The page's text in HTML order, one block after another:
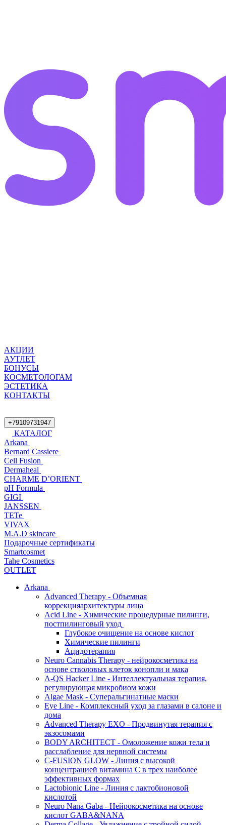
АКЦИИ
АУТЛЕТ
БОНУСЫ
КОСМЕТОЛОГАМ
ЭСТЕТИКА
КОНТАКТЫ
+79109731947
КАТАЛОГ
Arkana
Bernard Cassiere
Cell Fusion
Dermaheal
CHARME D’ORIENT
pH Formula
GIGI
JANSSEN
TETe
VIVAX
M.A.D skincare
Подарочные сертификаты
Smartcosmet
Tahe Cosmetics
OUTLET
Arkana
Advanced Therapy - Объемная
коррекцияархитектуры лица
Acid Line - Химические процедурные пилинги,
постпилинговый уход
Глубокое очищение на основе кислот
Химические пилинги
Ацидотерапия
Neuro Cannabis Therapy - нейрокосметика на
основе стволовых клеток конопли и мака
A-QS Hacker Line - Интеллектуальная терапия,
регулирующая микробиом кожи
Algae Mask - Суперальгинатные маски
Eye Line - Комплексный уход за глазами в салоне и
дома
Advanced Therapy EXO - Продвинутая терапия с
экзосомами
BODY ARCHITECT - Омоложение кожи тела и
расслабление для нервной системы
C-FUSION GLOW - Линия с высокой
концентрацией витамина C в трех наиболее
эффективных формах
Lactobionic Line - Линия с лактобионовой
кислотой
Neuro Nana Gaba - Нейрокосметика на основе
кислот GABA&NANA